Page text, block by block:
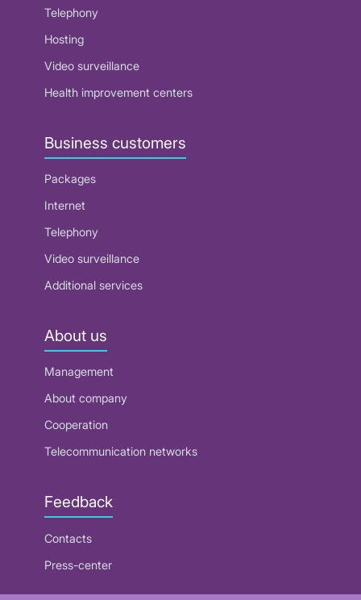
Telephony
Hosting
Video surveillance
Health improvement centers
Business customers
Packages
Internet
Telephony
Video surveillance
Additional services
About us
Management
About company
Cooperation
Telecommunication networks
Feedback
Contacts
Press-center